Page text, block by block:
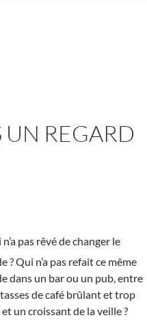
REGARD
n’a pas rêvé de changer le
? Qui n’a pas refait ce même
dans un bar ou un pub, entre
de café brûlant et trop
un croissant de la veille ?